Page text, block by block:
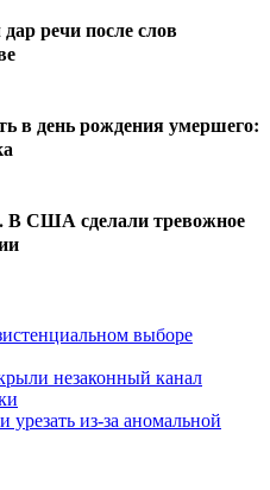
речи после слов
в день рождения умершего:
В США сделали тревожное
выборе
незаконный канал
из-за аномальной